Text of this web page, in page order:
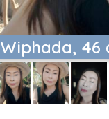
Wiphada, 46